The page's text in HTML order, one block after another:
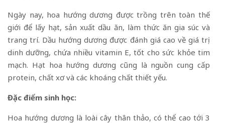
Ngày nay, hoa hướng dương được trồng trên toàn thế
giới để lấy hạt, sản xuất dầu ăn, làm thức ăn gia súc và
trang trí. Dầu hướng dương được đánh giá cao về giá trị
dinh dưỡng, chứa nhiều vitamin E, tốt cho sức khỏe tim
mạch. Hạt hoa hướng dương cũng là nguồn cung cấp
protein, chất xơ và các khoáng chất thiết yếu.
Đặc điểm sinh học:
Hoa hướng dương là loài cây thân thảo, có thể cao tới 3